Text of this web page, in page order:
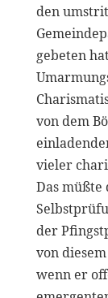
den
gebeten
von dem
vieler
Das
der
von
wenn er